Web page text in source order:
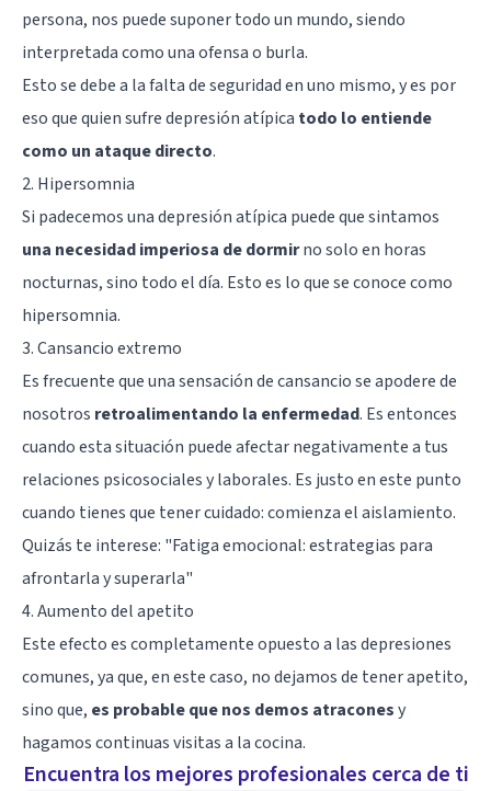
persona, nos puede suponer todo un mundo, siendo
interpretada como una ofensa o burla.
Esto se debe a la falta de seguridad en uno mismo, y es por
eso que quien sufre depresión atípica todo lo entiende
como un ataque directo.
2. Hipersomnia
Si padecemos una depresión atípica puede que sintamos
una necesidad imperiosa de dormirno solo en horas
nocturnas, sino todo el día. Esto es lo que se conoce como
hipersomnia.
3. Cansancio extremo
Es frecuente que una sensación de cansancio se apodere de
nosotros retroalimentando la enfermedad. Es entonces
cuando esta situación puede afectar negativamente a tus
relaciones psicosociales y laborales. Es justo en este punto
cuando tienes que tener cuidado: comienza el aislamiento.
Quizás te interese: "Fatiga emocional: estrategias para
afrontarla y superarla"
4. Aumento del apetito
Este efecto es completamente opuesto a las depresiones
comunes, ya que, en este caso, no dejamos de tener apetito,
sino que, es probable que nos demos atraconesy
hagamos continuas visitas a la cocina.
Encuentra los mejores profesionales cerca de ti